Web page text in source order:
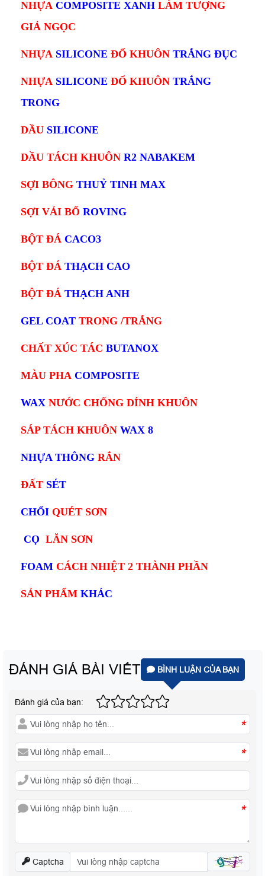
NHỰA COMPOSITE XANH LÀM TƯỢNG
GIẢ NGỌC
NHỰA SILICONE ĐỔ KHUÔN TRẮNG ĐỤC
NHỰA SILICONE ĐỔ KHUÔN TRẮNG
TRONG
DẦU SILICONE
DẦU TÁCH KHUÔN R2 NABAKEM
SỢI BÔNG THUỶ TINH MAX
SỢI VẢI BỐ ROVING
BỘT ĐÁ CACO3
BỘT ĐÁ THẠCH CAO
BỘT ĐÁ THẠCH ANH
GEL COAT TRONG /TRẮNG
CHẤT XÚC TÁC BUTANOX
MÀU PHA COMPOSITE
WAX NƯỚC CHỐNG DÍNH KHUÔN
SÁP TÁCH KHUÔN WAX 8
NHỰA THÔNG RẮN
ĐẤT SÉT
CHỔI QUÉT SƠN
CỌ LĂN SƠN
FOAM CÁCH NHIỆT 2 THÀNH PHẦN
SẢN PHẨM KHÁC
ĐÁNH GIÁ BÀI VIẾT BÌNH LUẬN CỦA BẠN
Đánh giá của bạn:
*
*
*
Captcha